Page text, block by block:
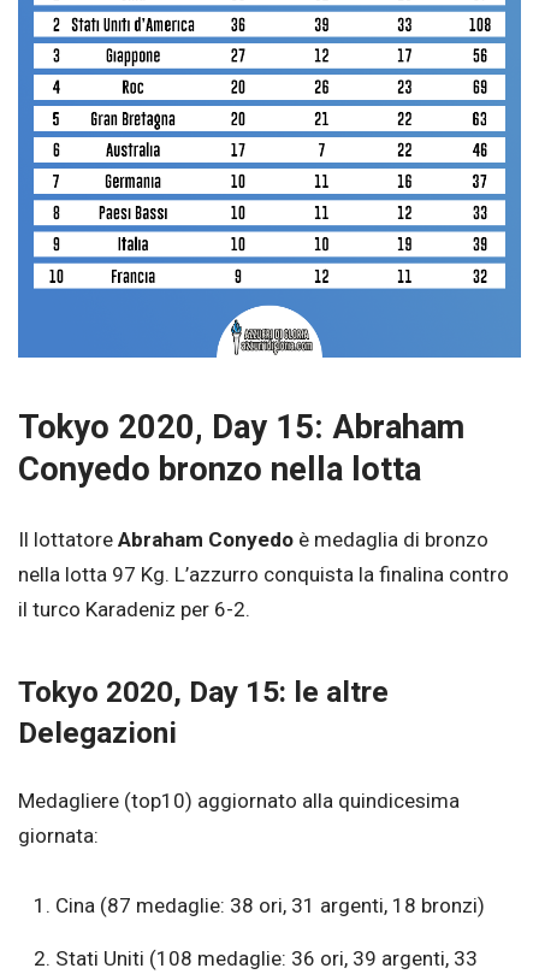
Tokyo 2020, Day 15: Abraham
Conyedo bronzo nella lotta
Il lottatore Abraham Conyedo è medaglia di bronzo
nella lotta 97 Kg. L’azzurro conquista la finalina contro
il turco Karadeniz per 6-2.
Tokyo 2020, Day 15: le altre
Delegazioni
Medagliere (top10) aggiornato alla quindicesima
giornata:
Cina (87 medaglie: 38 ori, 31 argenti, 18 bronzi)
Stati Uniti (108 medaglie: 36 ori, 39 argenti, 33